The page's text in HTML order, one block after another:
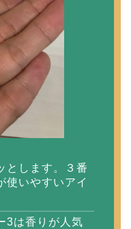
とします。３番
使いやすいアイ
3は香りが人気